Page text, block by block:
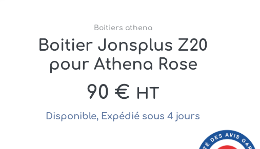
Boitiers athena
Boitier Jonsplus Z20
pour Athena Rose
90 € HT
Disponible, Expédié sous 4 jours